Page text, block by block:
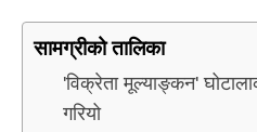
सामग्रीको तालिका
'विक्रेता मूल्याङ्कन'
गरियो